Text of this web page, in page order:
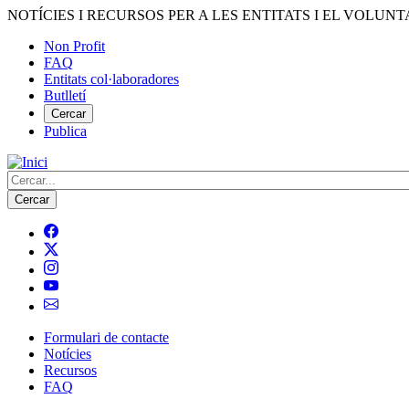
Vés
contingut
NOTÍCIES I RECURSOS PER A LES ENTITATS I EL
Menú
del
compte
d'usuari
Non Profit
FAQ
Entitats col·laboradores
Butlletí
Cercar
Publica
Cerca
Navegació
principal
Formulari de contacte
Notícies
Recursos
FAQ